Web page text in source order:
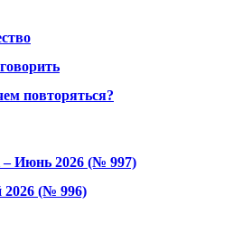
повторяться?
Июнь 2026 (№ 997)
(№ 996)